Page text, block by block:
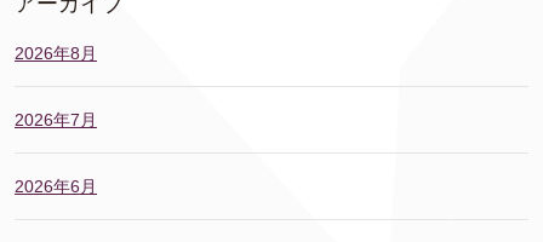
2026年8月
2026年7月
2026年6月